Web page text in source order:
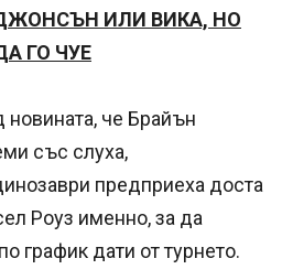
ИЛИ ВИКА, НО
ГО ЧУЕ
че Брайън
със слуха,
предприеха доста
Роуз именно, за да
график дати от турнето.